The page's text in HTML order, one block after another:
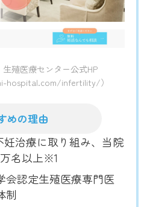
殖医療センター公式HP
hospital.com/infertility/）
めの理由
妊治療に取り組み、当院
名以上※1
会認定生殖医療専門医
制